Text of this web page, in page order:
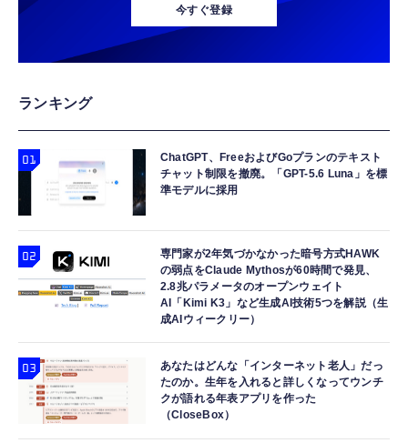
今すぐ登録
ランキング
ChatGPT、FreeおよびGoプランのテキスト
チャット制限を撤廃。「GPT-5.6 Luna」を標
準モデルに採用
専門家が2年気づかなかった暗号方式HAWK
の弱点をClaude Mythosが60時間で発見、
2.8兆パラメータのオープンウェイト
AI「Kimi K3」など生成AI技術5つを解説（生
成AIウィークリー）
あなたはどんな「インターネット老人」だっ
たのか。生年を入れると詳しくなってウンチ
クが語れる年表アプリを作った
（CloseBox）